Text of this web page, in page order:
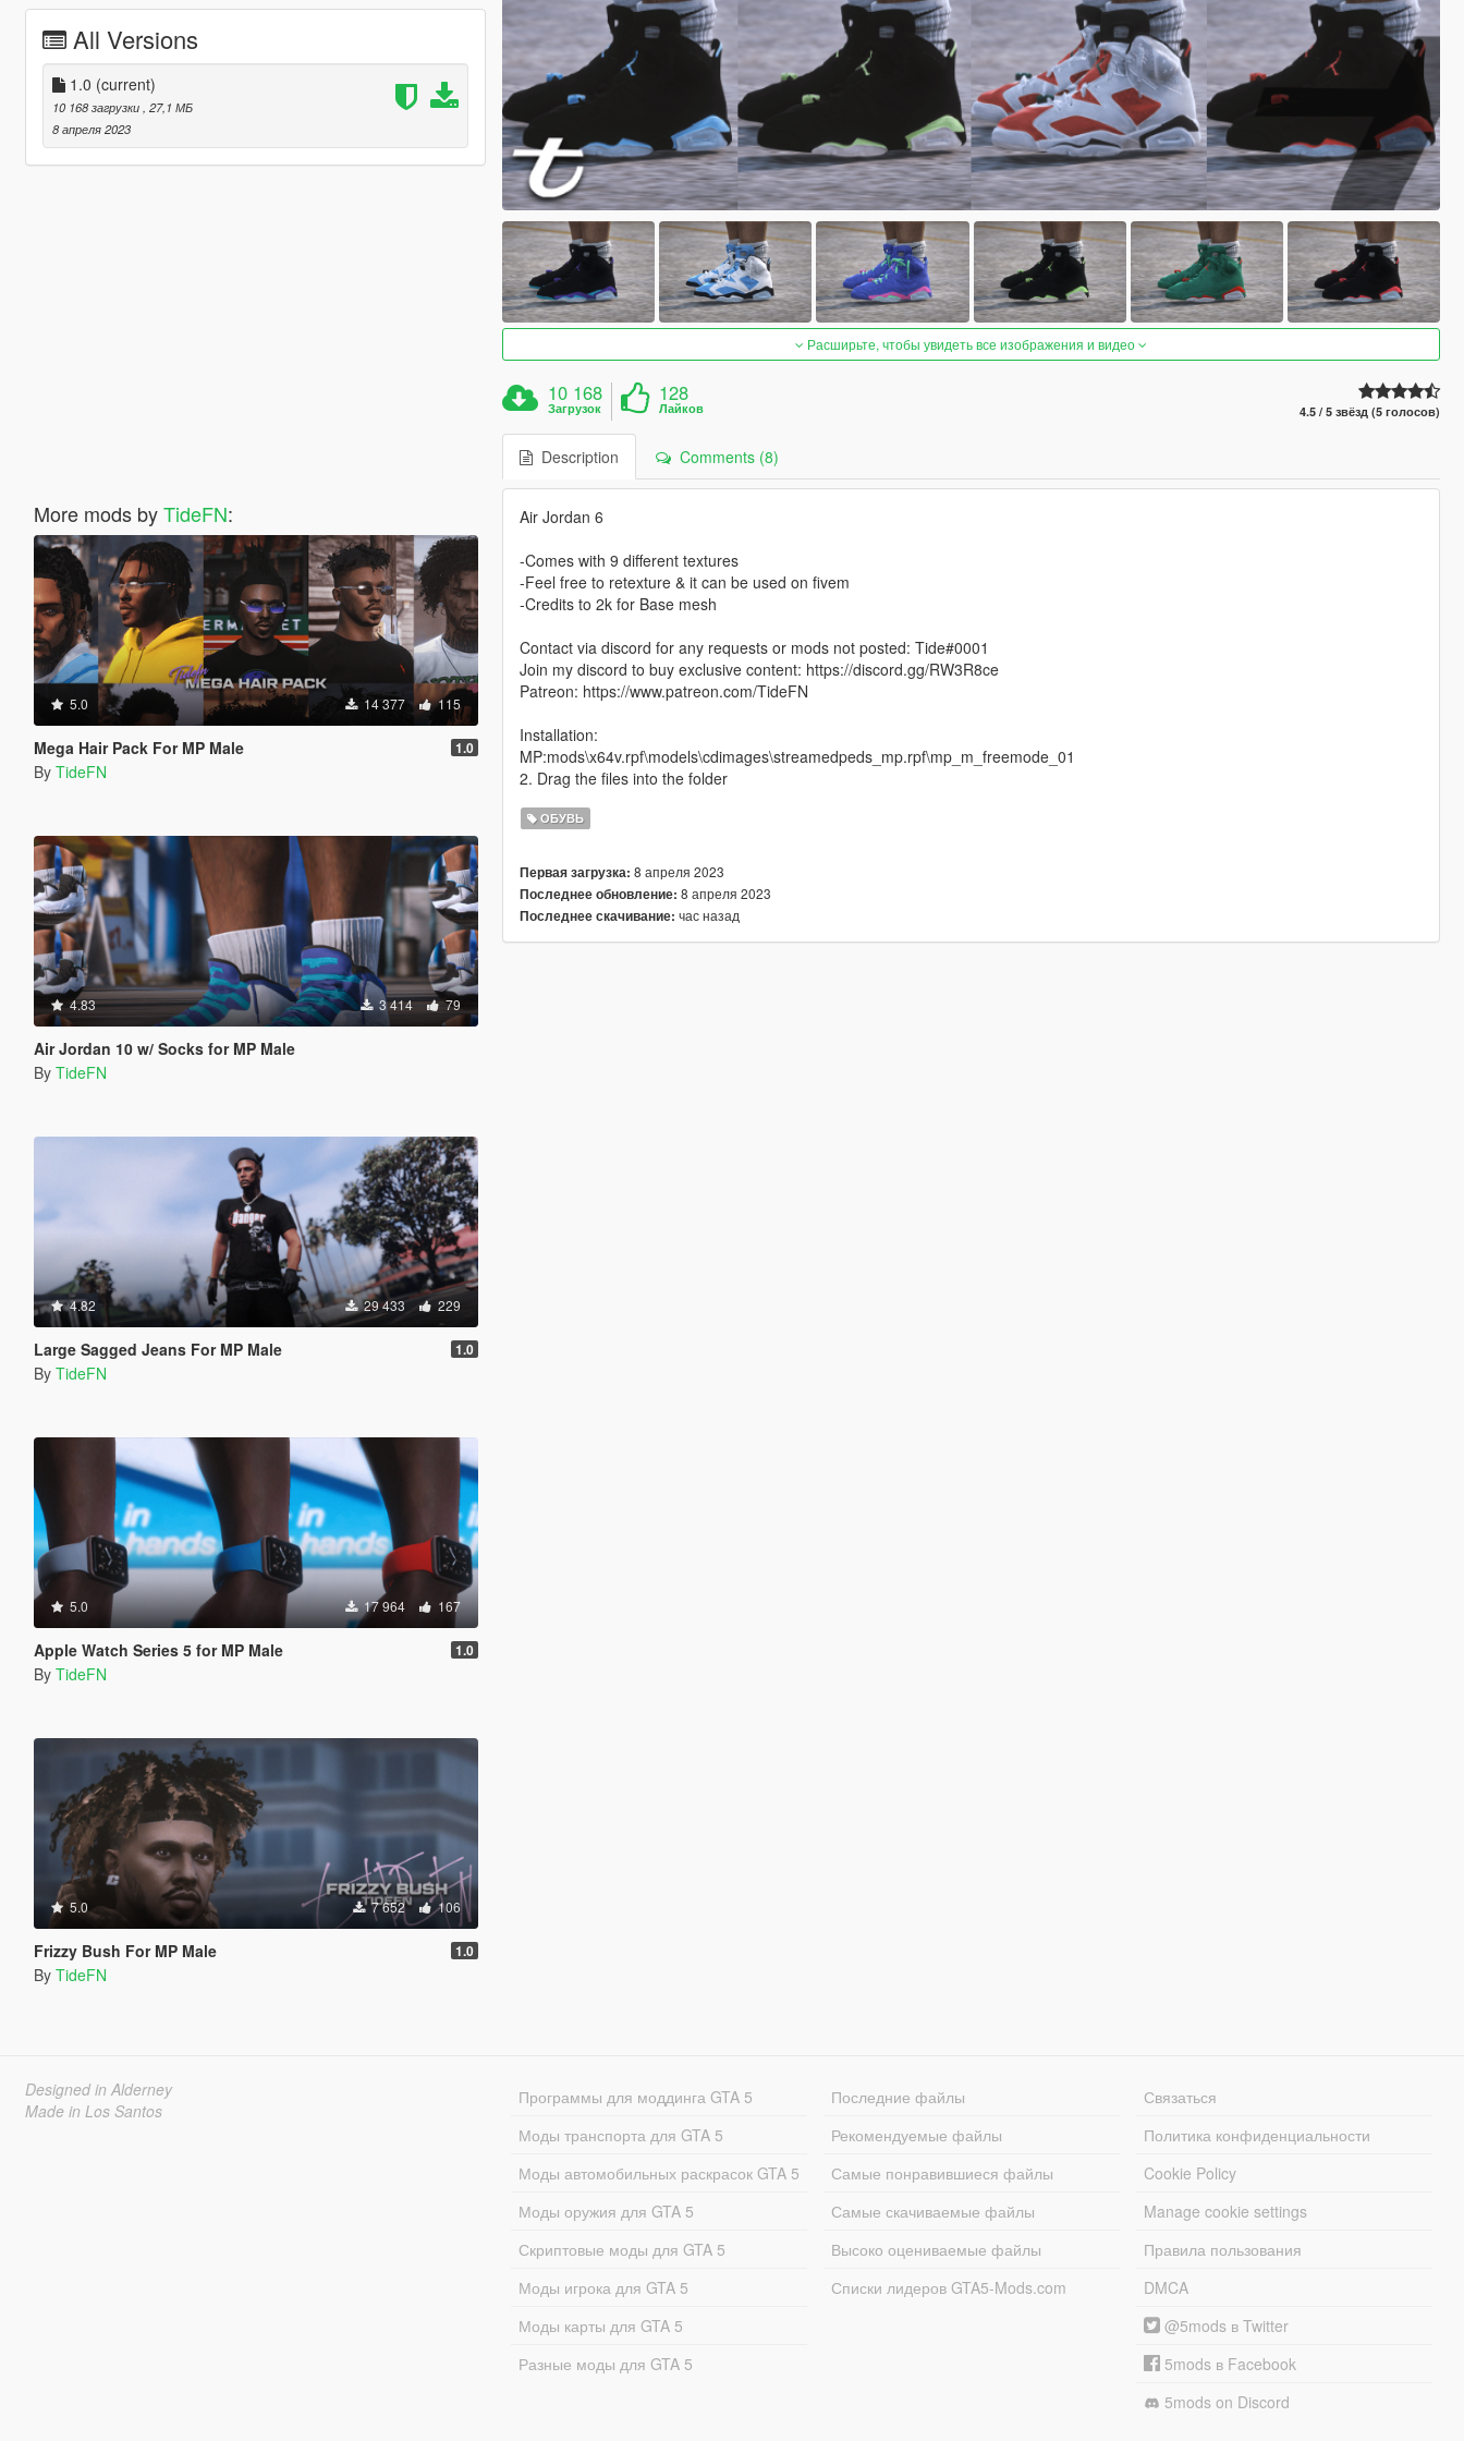
All Versions
1.0 (current)
10 168 загрузки , 27,1 МБ
8 апреля 2023
More mods byTideFN:
5.0 14 377 115
Mega Hair Pack For MP Male 1.0
By TideFN
4.83 3 414 79
Air Jordan 10 w/ Socks for MP Male
By TideFN
4.82 29 433 229
Large Sagged Jeans For MP Male 1.0
By TideFN
5.0 17 964 167
Apple Watch Series 5 for MP Male 1.0
By TideFN
5.0 7 652 106
Frizzy Bush For MP Male 1.0
By TideFN
Расширьте, чтобы увидеть все изображения и видео
10 168
Загрузок
128
Лайков 4.5 / 5 звёзд (5 голосов)
Description Comments (8)
Air Jordan 6
-Comes with 9 different textures
-Feel free to retexture & it can be used on fivem
-Credits to 2k for Base mesh
Contact via discord for any requests or mods not posted: Tide#0001
Join my discord to buy exclusive content: https://discord.gg/RW3R8ce
Patreon: https://www.patreon.com/TideFN
Installation:
MP:mods\x64v.rpf\models\cdimages\streamedpeds_mp.rpf\mp_m_freemode_01
2. Drag the files into the folder
ОБУВЬ
Первая загрузка: 8 апреля 2023
Последнее обновление: 8 апреля 2023
Последнее скачивание: час назад
Designed in Alderney
Made in Los Santos
Программы для моддинга GTA 5
Моды транспорта для GTA 5
Моды автомобильных раскрасок GTA 5
Моды оружия для GTA 5
Скриптовые моды для GTA 5
Моды игрока для GTA 5
Моды карты для GTA 5
Разные моды для GTA 5
Последние файлы
Рекомендуемые файлы
Самые понравившиеся файлы
Самые скачиваемые файлы
Высоко оцениваемые файлы
Списки лидеров GTA5-Mods.com
Связаться
Политика конфиденциальности
Cookie Policy
Manage cookie settings
Правила пользования
DMCA
@5mods в Twitter
5mods в Facebook
5mods on Discord